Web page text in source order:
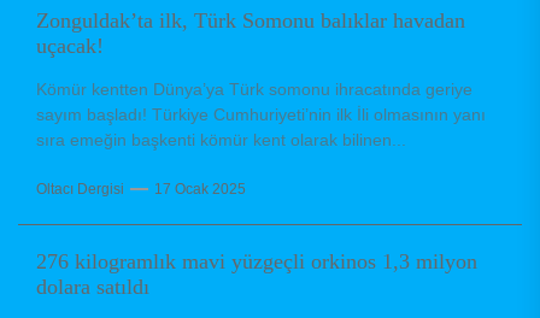
Zonguldak’ta ilk, Türk Somonu balıklar havadan
uçacak!
Kömür kentten Dünya’ya Türk somonu ihracatında geriye
sayım başladı! Türkiye Cumhuriyeti’nin ilk İli olmasının yanı
sıra emeğin başkenti kömür kent olarak bilinen...
Oltacı Dergisi 17 Ocak 2025
276 kilogramlık mavi yüzgeçli orkinos 1,3 milyon
dolara satıldı